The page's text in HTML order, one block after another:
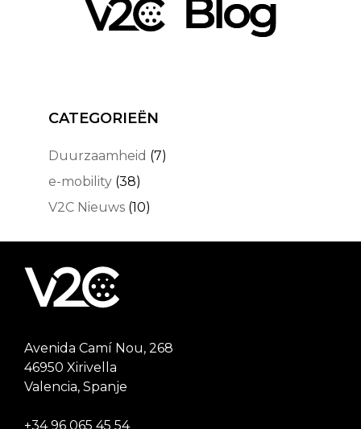
CATEGORIEËN
Duurzaamheid (7)
e-mobility (38)
V2C Nieuws (10)
Avenida Camí Nou, 268
46950 Xirivella
Valencia, Spanje
+34 96 065 45 54